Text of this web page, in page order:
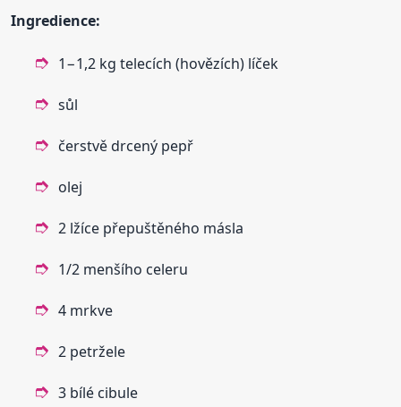
Ingredience:
1−1,2 kg telecích (hovězích) líček
sůl
čerstvě drcený pepř
olej
2 lžíce přepuštěného másla
1/2 menšího celeru
4 mrkve
2 petržele
3 bílé cibule